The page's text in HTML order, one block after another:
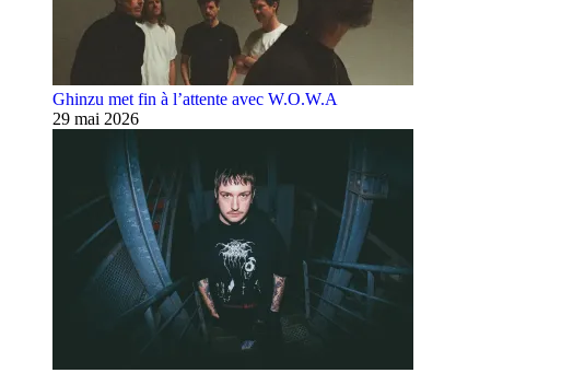
Ghinzu met fin à l’attente avec W.O.W.A
29 mai 2026